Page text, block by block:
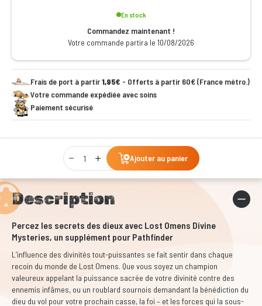
En stock
Commandez maintenant !
Votre commande partira le 10/08/2026
Frais de port à partir1,95€ - Offerts à partir 60€ (France métro.)
Votre commande expédiée avec soins
Paiement sécurisé
Qty
Ajouter au panier
Description
Percez les secrets des dieux avec Lost Omens Divine
Mysteries, un supplément pour Pathfinder
L’influence des divinités tout-puissantes se fait sentir dans chaque
recoin du monde de Lost Omens. Que vous soyez un champion
valeureux appelant la puissance sacrée de votre divinité contre des
ennemis infâmes, ou un roublard sournois demandant la bénédiction du
dieu du vol pour votre prochain casse, la foi – et les forces qui la sous-